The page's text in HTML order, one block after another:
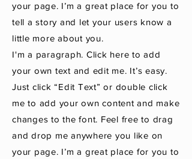
your page. I’m a great place for you to
tell a story and let your users know a
little more about you.
I'm a paragraph. Click here to add
your own text and edit me. It’s easy.
Just click “Edit Text” or double click
me to add your own content and make
changes to the font. Feel free to drag
and drop me anywhere you like on
your page. I’m a great place for you to